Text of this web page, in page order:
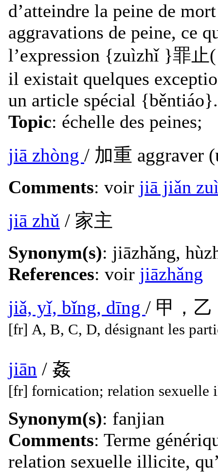
d’atteindre la peine de
aggravations de peine, ce
l’expression {zuìzhǐ }罪止
il existait quelques
un article spécial {běntiáo}.
Topic: échelle des peines;
jiā zhòng / 加重 aggraver
Comments: voir jiā jiǎn
jiā zhǔ / 家主
Synonym(s): jiāzhǎng,
References: voir jiāzhǎng
jiǎ, yǐ, bǐng, dīng / 甲，
[fr] A, B, C, D, désignant les
jiān / 姦
[fr] fornication; relation sexuelle
Synonym(s): fanjian
Comments: Terme
relation sexuelle illicite,